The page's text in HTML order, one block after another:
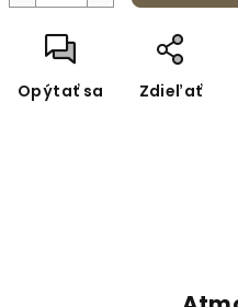
Opýtať sa Zdieľať